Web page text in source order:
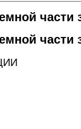
части
части